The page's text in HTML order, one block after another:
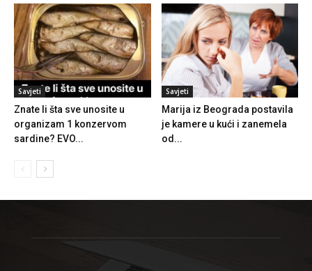
Savjeti
Znate li šta sve unosite u
organizam 1 konzervom
sardine? EVO...
Savjeti
Marija iz Beograda postavila
je kamere u kući i zanemela
od...